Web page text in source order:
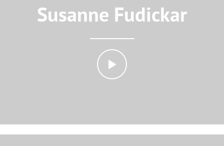
Susanne Fudickar